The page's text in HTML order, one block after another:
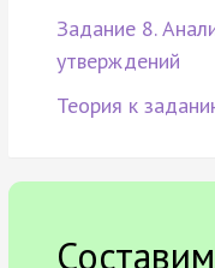
Задание 8.
утверждений
Теория к